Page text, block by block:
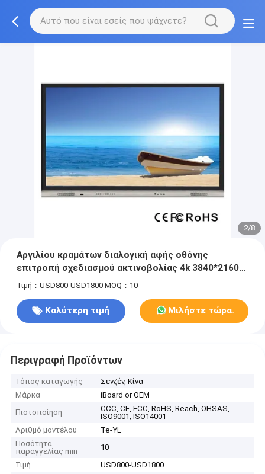
2/8
Αργιλίου κραμάτων διαλογική αφής οθόνης
επιτροπή σχεδιασμού ακτινοβολίας 4k 3840*2160
οργάνων ελέγχου χαμηλή
Τιμή：USD800-USD1800 MOQ：10
Καλύτερη τιμή Μιλήστε τώρα.
Περιγραφή Προϊόντων
Τόπος καταγωγής
Σενζέν, Κίνα
Μάρκα
iBoard or OEM
Πιστοποίηση
CCC, CE, FCC, RoHS, Reach, OHSAS,
ISO9001, ISO14001
Αριθμό μοντέλου
Te-YL
Ποσότητα
παραγγελίας min
10
Τιμή
USD800-USD1800